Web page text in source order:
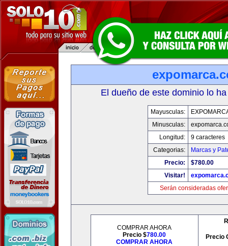
El dueño de este dominio lo
Mayusculas:
Minusculas:
Longitud:
9 caracteres
Categorias:
Marcas y
Precio:
$780.00
Visitar!
Serán consideradas
COMPRAR AHORA
Precio $780.00
COMPRAR AHORA
Precio